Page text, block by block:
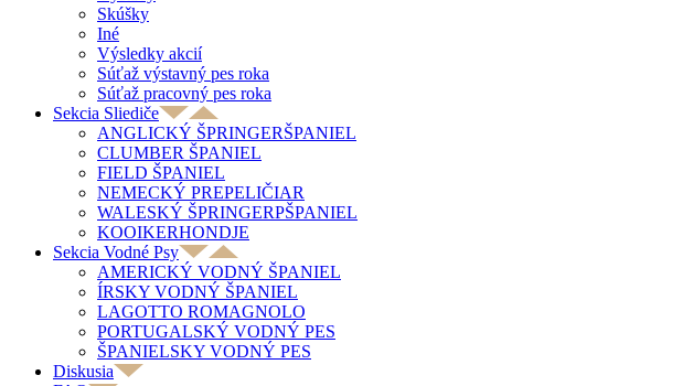
Skúšky
Iné
Výsledky akcií
Súťaž výstavný pes roka
Súťaž pracovný pes roka
Sekcia Sliediče
ANGLICKÝ ŠPRINGERŠPANIEL
CLUMBER ŠPANIEL
FIELD ŠPANIEL
NEMECKÝ PREPELIČIAR
WALESKÝ ŠPRINGERPŠPANIEL
KOOIKERHONDJE
Sekcia Vodné Psy
AMERICKÝ VODNÝ ŠPANIEL
ÍRSKY VODNÝ ŠPANIEL
LAGOTTO ROMAGNOLO
PORTUGALSKÝ VODNÝ PES
ŠPANIELSKY VODNÝ PES
Diskusia